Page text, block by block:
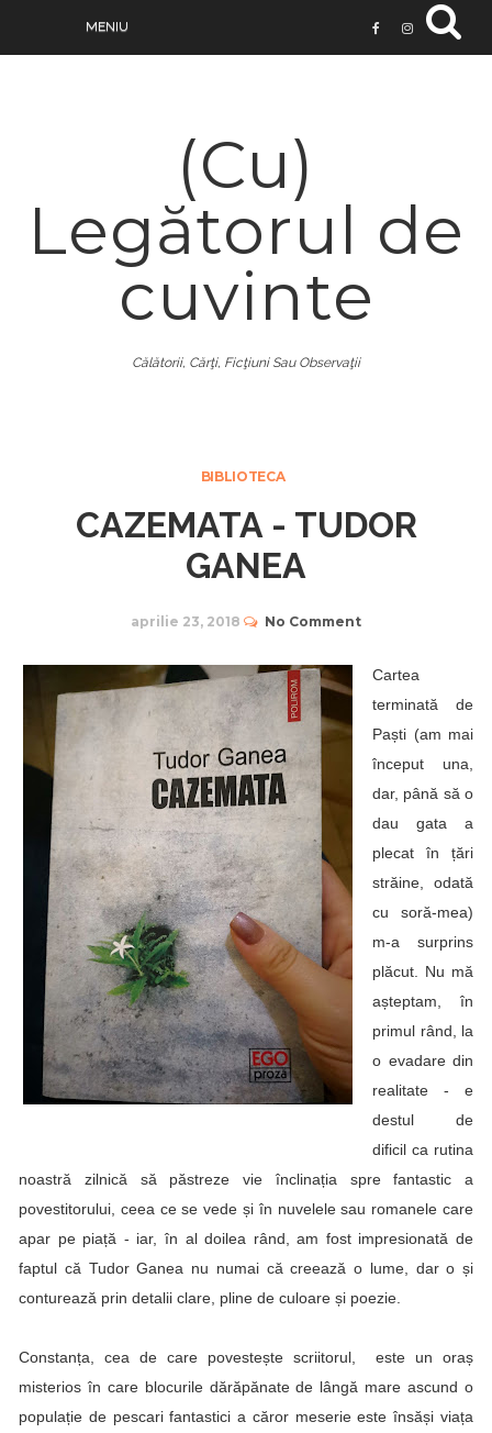
(Cu)
Legătorul de
cuvinte
Călătorii, Cărţi, Ficţiuni Sau Observaţii
BIBLIOTECA
CAZEMATA - TUDOR
GANEA
aprilie 23, 2018 No Comment
Cartea
terminată de
Paști (am mai
început una,
dar, până să o
dau gata a
plecat în țări
străine, odată
cu soră-mea)
m-a surprins
plăcut. Nu mă
așteptam, în
primul rând, la
o evadare din
realitate - e
destul de
dificil ca rutina
noastră zilnică să păstreze vie înclinația spre fantastic a
povestitorului, ceea ce se vede și în nuvelele sau romanele care
apar pe piață - iar, în al doilea rând, am fost impresionată de
faptul că Tudor Ganea nu numai că creează o lume, dar o și
conturează prin detalii clare, pline de culoare și poezie.
Constanța, cea de care povestește scriitorul, este un oraș
misterios în care blocurile dărăpănate de lângă mare ascund o
populație de pescari fantastici a căror meserie este însăși viața